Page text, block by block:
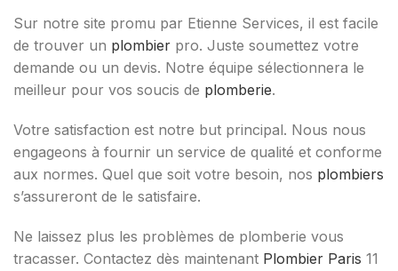
Sur notre site promu par Etienne Services, il est facile
de trouver un plombier pro. Juste soumettez votre
demande ou un devis. Notre équipe sélectionnera le
meilleur pour vos soucis de plomberie.
Votre satisfaction est notre but principal. Nous nous
engageons à fournir un service de qualité et conforme
aux normes. Quel que soit votre besoin, nos plombiers
s’assureront de le satisfaire.
Ne laissez plus les problèmes de plomberie vous
tracasser. Contactez dès maintenant Plombier Paris 11